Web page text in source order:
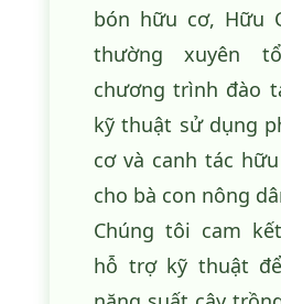
bón hữu cơ, Hữu
thường xuyên
chương trình đào
kỹ thuật sử dụng
cơ và canh tác
cho bà con nông
Chúng tôi cam
hỗ trợ kỹ thuật